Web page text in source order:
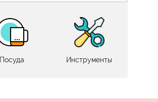
Посуда Инструменты